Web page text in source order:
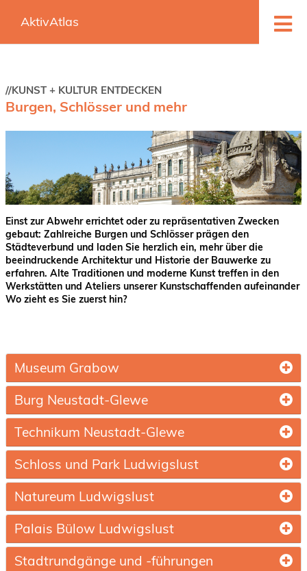
AktivAtlas
//KUNST + KULTUR ENTDECKEN
Burgen, Schlösser und mehr
Einst zur Abwehr errichtet oder zu repräsentativen Zwecken
gebaut: Zahlreiche Burgen und Schlösser prägen den
Städteverbund und laden Sie herzlich ein, mehr über die
beeindruckende Architektur und Historie der Bauwerke zu
erfahren. Alte Traditionen und moderne Kunst treffen in den
Werkstätten und Ateliers unserer Kunstschaffenden aufeinander
Wo zieht es Sie zuerst hin?
Museum Grabow
Burg Neustadt-Glewe
Technikum Neustadt-Glewe
Schloss und Park Ludwigslust
Natureum Ludwigslust
Palais Bülow Ludwigslust
Stadtrundgänge und -führungen